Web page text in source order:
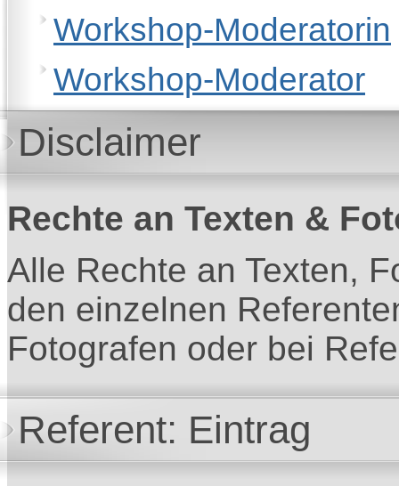
Workshop-Moderatorin
Workshop-Moderator
Disclaimer
Rechte an Texten &
Alle Rechte an Texten,
den einzelnen
Fotografen oder bei
Referent: Eintrag